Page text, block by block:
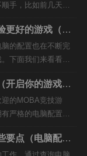
手，比如前几天写
记录的，安装SVN之
更好的游戏（网
的配置也在不断完
下面我们来看看网
的基础，它决定了
开启你的游戏体
迎的MOBA竞技游
严格的电脑配置要
统要求《英雄联
要点（电脑配置